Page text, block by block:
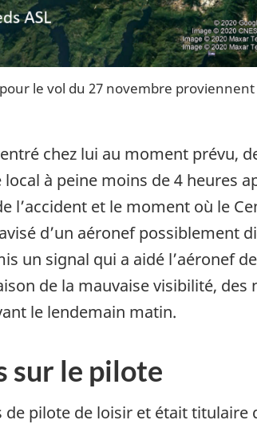
le vol du 27 novembre
chez lui au moment prévu,
à peine moins de 4 heures
l’accident et le moment où le
d’un aéronef possiblement
un signal qui a aidé l’aéronef
de la mauvaise visibilité,
le lendemain matin.
sur le pilote
pilote de loisir et était titulaire